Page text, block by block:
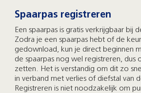
Spaarpas registreren
Een spaarpas is gratis verkrijgbaar bij
Zodra je een spaarpas hebt of de
gedownload, kun je direct beginnen
de spaarpas nog wel registreren, dus
zetten. Het is verstandig om dit zo
in verband met verlies of diefstal van
Registreren is niet noodzakelijk om